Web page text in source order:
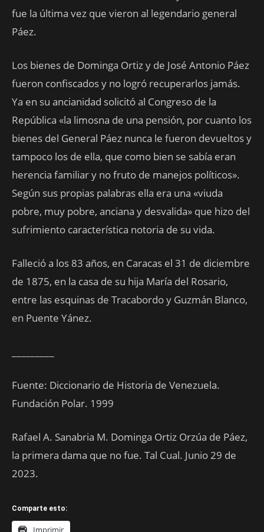
fue la última vez que vieron al legendario general
Páez.
Los bienes de Dominga Ortiz y de José Antonio Páez
fueron confiscados y no logró recuperarlos jamás.
Ya en su ancianidad solicitó al Congreso de la
República «la limosna de una pensión, por cuanto los
bienes del General Páez nunca le fueron devueltos y
tampoco los de ella, que como bien se sabía eran
herencia familiar y no fruto de manejos políticos».
Según sus propias palabras ella era una «viuda
pobre, muy pobre, anciana y desvalida» que hizo del
sufrimiento característica notoria de su vida.
Falleció a los 83 años, en Caracas el 31 de diciembre
de 1875, en la casa de su hija María del Rosario,
entre las esquinas de Tracabordo y Guzmán Blanco,
en Puente Yánez.
Fuente: Diccionario de Historia de Venezuela.
Fundación Polar. 1999
Rafael A. Sanabria M. Dominga Ortiz Orzúa de Páez,
la primera dama que no fue. Tal Cual. Junio 29 de
2023.
Comparte esto:
Imprimir